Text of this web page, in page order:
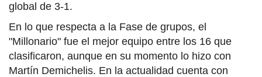
global de 3-1.
En lo que respecta a la Fase de grupos, el
"Millonario" fue el mejor equipo entre los 16 que
clasificaron, aunque en su momento lo hizo con
Martín Demichelis. En la actualidad cuenta con